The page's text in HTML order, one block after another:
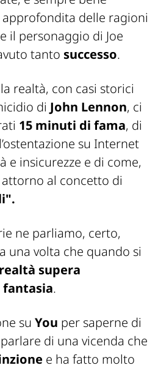
approfondita delle ragioni
il personaggio di Joe
tanto successo.
realtà, con casi storici
di John Lennon, ci
15 minuti di fama, di
su Internet
e insicurezze e di come,
al concetto di
ne parliamo, certo,
una volta che quando si
supera
.
su You per saperne di
di una vicenda che
e ha fatto molto